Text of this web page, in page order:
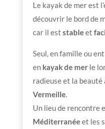
Le kayak de mer est
découvrir le bord de
car il est stableet
Seul, en famille ou
en kayak de merle
radieuse et la
Vermeille.
Un lieu de rencontre
Méditerranéeet les